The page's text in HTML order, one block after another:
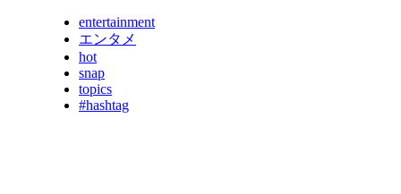
entertainment
エンタメ
hot
snap
topics
#hashtag